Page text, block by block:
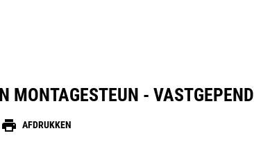
MONTAGESTEUN - VASTGEPEND
print AFDRUKKEN